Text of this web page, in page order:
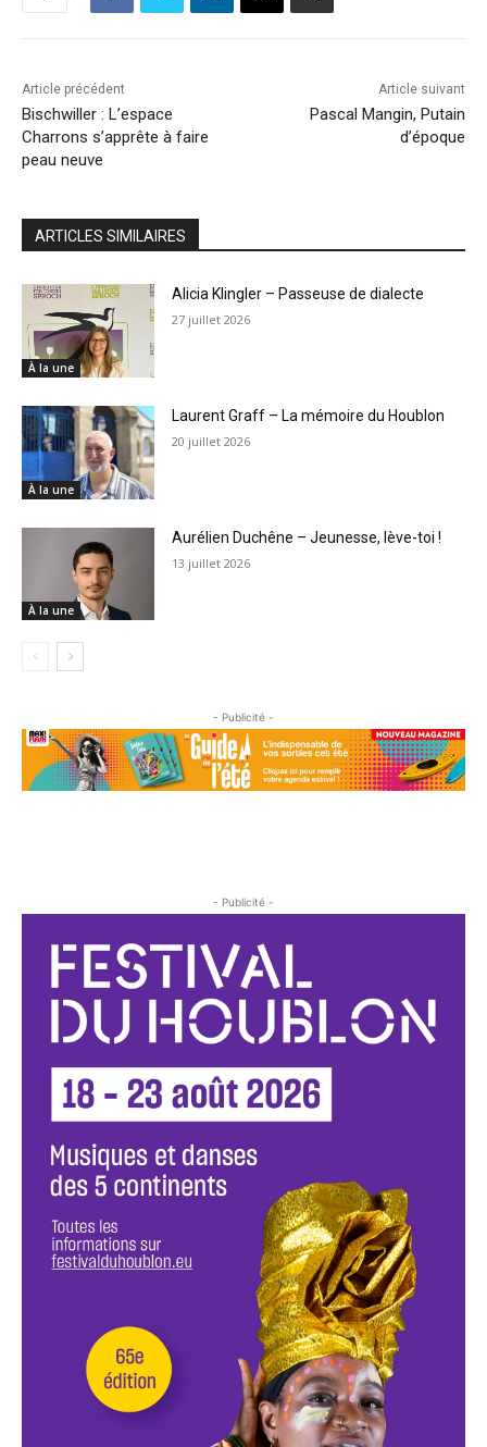
Article précédent
Bischwiller : L’espace
Charrons s’apprête à faire
peau neuve
Article suivant
Pascal Mangin, Putain
d’époque
ARTICLES SIMILAIRES
À la une
Alicia Klingler – Passeuse de dialecte
27 juillet 2026
À la une
Laurent Graff – La mémoire du Houblon
20 juillet 2026
À la une
Aurélien Duchêne – Jeunesse, lève-toi !
13 juillet 2026
- Publicité -
- Publicité -